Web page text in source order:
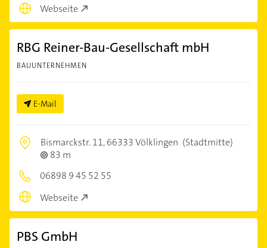
Webseite
RBG Reiner-Bau-Gesellschaft mbH
BAUUNTERNEHMEN
E-Mail
Bismarckstr. 11,66333 Völklingen (Stadtmitte)
83 m
06898 9 45 52 55
Webseite
PBS GmbH